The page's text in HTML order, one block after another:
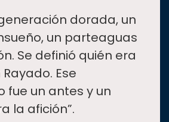
dorada, un
un parteaguas
Se definió quién era
Ese
fue un antes y un
la afición”.